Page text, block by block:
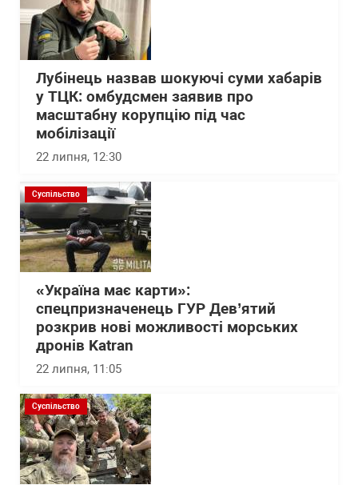
Лубінець назвав шокуючі суми хабарів
у ТЦК: омбудсмен заявив про
масштабну корупцію під час
мобілізації
22 липня, 12:30
Суспільство
«Україна має карти»:
спецпризначенець ГУР Дев’ятий
розкрив нові можливості морських
дронів Katran
22 липня, 11:05
Суспільство